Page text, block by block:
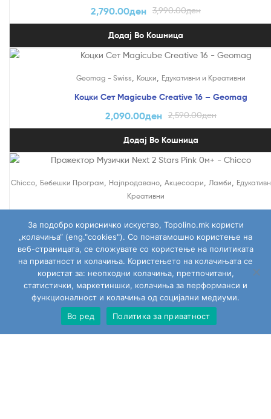
3,990.00ден
2,790.00ден
Додај Во Кошница
Geomag - Swiss Коцки Едукативни и Креативни
Коцки Сет Magicube Creative 16 – Geomag
2,590.00ден
2,090.00ден
Додај Во Кошница
Chicco, Бебешки Програм Најпродавано, Акцесоари Ламби
Креативни
2,190.00ден
Додај Во Кошница
Изјавата за приватност за користење на веб страната
Сите играчки Моја сметка Пребарај
За подобро корисничко искуство, Topolino.mk користи
„колачиња“ (eng."cookies"). Со понатамошно користење на
веб-страницата, се сложувате со користење на политиката
на приватност и колачиња. Користењето на колачињата се
користат за: неопходни колачиња, претпочитани,
статистички, маркетиншки, колачиња за перформанси и
функционалност и колачиња од социјални медиуми.
Во ред
Политика за приватност